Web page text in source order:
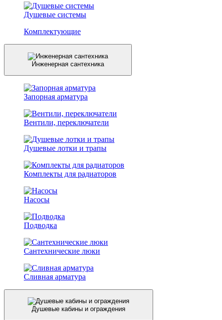
Душевые системы
Комплектующие
Инженерная сантехника
Запорная арматура
Вентили, переключатели
Душевые лотки и трапы
Комплекты для радиаторов
Насосы
Подводка
Сантехнические люки
Сливная арматура
Душевые кабины и ограждения